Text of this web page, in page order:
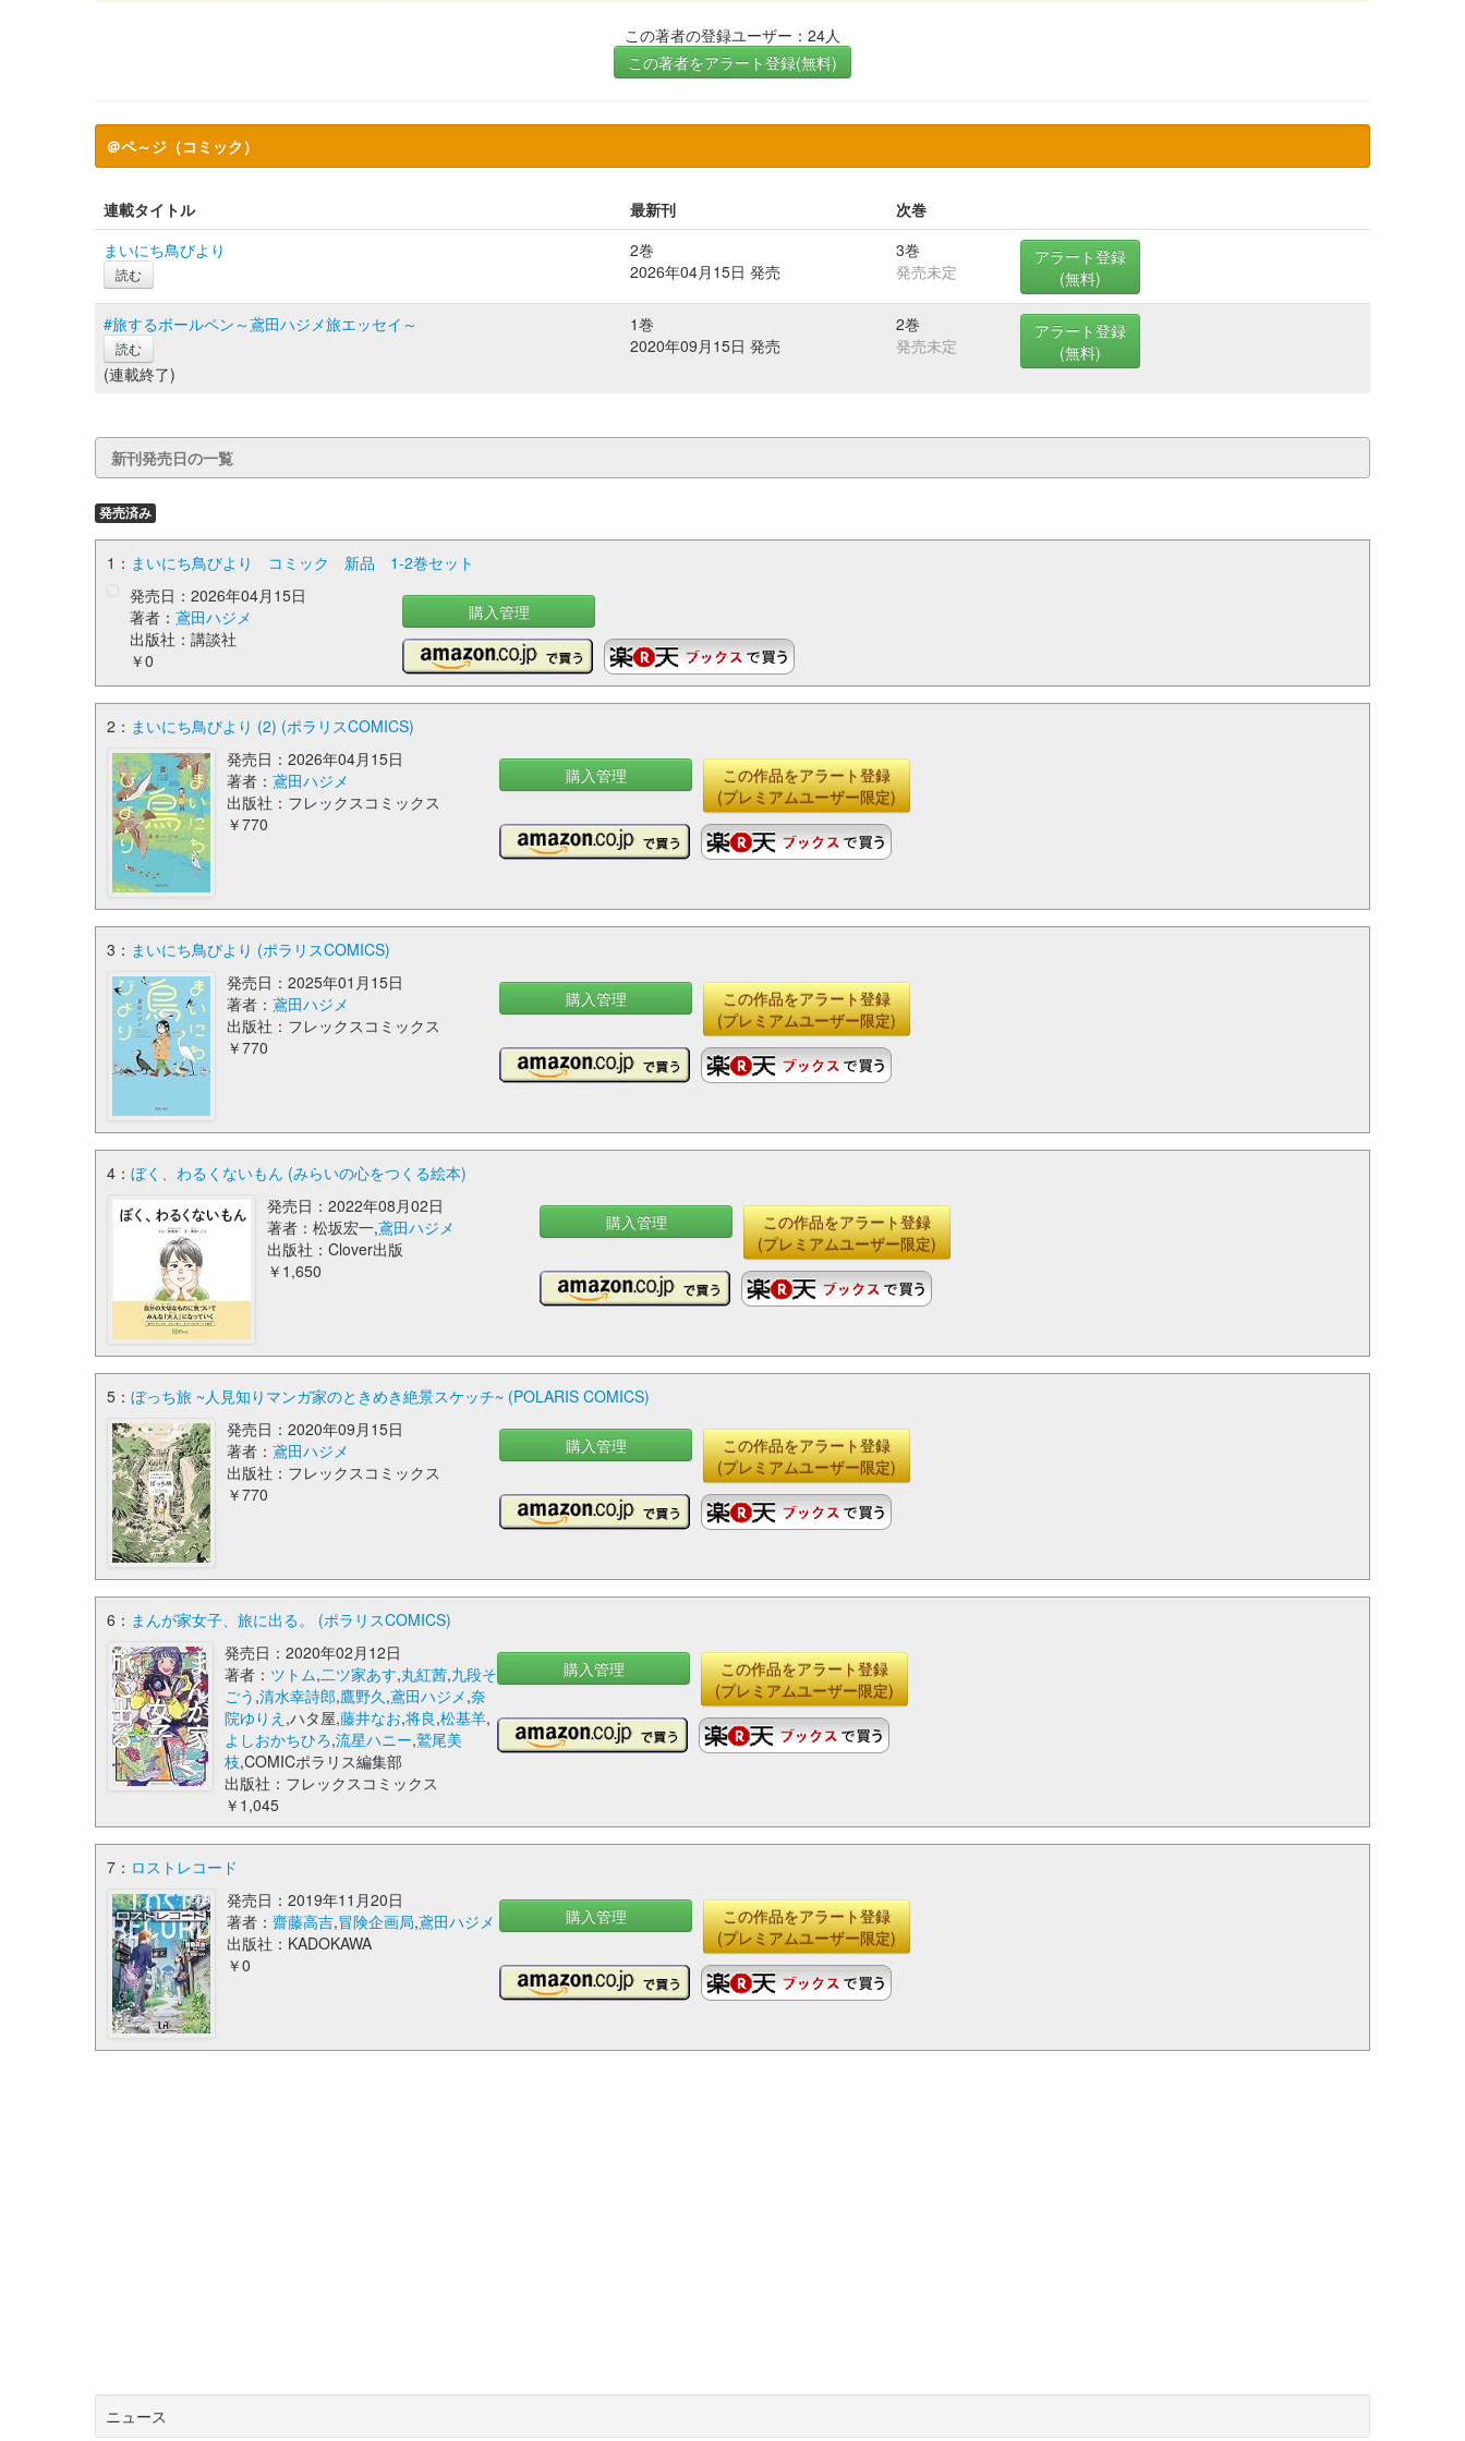
この著者の登録ユーザー：24人
この著者をアラート登録(無料)
＠ペ～ジ（コミック）
連載タイトル 最新刊
次巻
まいにち鳥びより
読む
2巻
2026年04月15日 発売
3巻
発売未定
アラート登録
(無料)
#旅するボールペン～鳶田ハジメ旅エッセイ～
読む
(連載終了)
1巻
2020年09月15日 発売
2巻
発売未定
アラート登録
(無料)
新刊発売日の一覧
発売済み
1： まいにち鳥びより コミック 新品 1-2巻セット
発売日：2026年04月15日
著者： 鳶田ハジメ
出版社：講談社
￥0
購入管理
2： まいにち鳥びより (2) (ポラリスCOMICS)
発売日：2026年04月15日
著者：鳶田ハジメ
出版社：フレックスコミックス
￥770
購入管理
この作品をアラート登録
(プレミアムユーザー限定)
3： まいにち鳥びより (ポラリスCOMICS)
発売日：2025年01月15日
著者：鳶田ハジメ
出版社：フレックスコミックス
￥770
購入管理
この作品をアラート登録
(プレミアムユーザー限定)
4： ぼく、わるくないもん (みらいの心をつくる絵本)
発売日：2022年08月02日
著者：松坂宏一,鳶田ハジメ
出版社：Clover出版
￥1,650
購入管理
この作品をアラート登録
(プレミアムユーザー限定)
5： ぼっち旅 ~人見知りマンガ家のときめき絶景スケッチ~ (POLARIS COMICS)
発売日：2020年09月15日
著者：鳶田ハジメ
出版社：フレックスコミックス
￥770
購入管理
この作品をアラート登録
(プレミアムユーザー限定)
6： まんが家女子、旅に出る。 (ポラリスCOMICS)
発売日：2020年02月12日
著者： ツトム,二ツ家あす,丸紅茜,九段そ
ごう ,清水幸詩郎,鷹野久,鳶田ハジメ,奈
院ゆりえ ,ハタ屋,藤井なお,将良,松基羊,
よしおかちひろ,流星ハニー,鷲尾美
枝,COMICポラリス編集部
出版社：フレックスコミックス
￥1,045
購入管理
この作品をアラート登録
(プレミアムユーザー限定)
7： ロストレコード
発売日：2019年11月20日
著者：齋藤高吉,冒険企画局,鳶田ハジメ
出版社：KADOKAWA
￥0
購入管理
この作品をアラート登録
(プレミアムユーザー限定)
ニュース